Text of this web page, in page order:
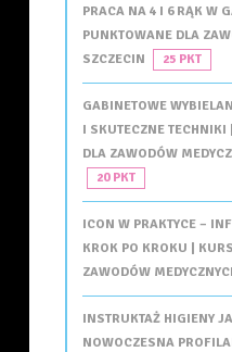
PRACA NA 4 I 6 RĄK W
PUNKTOWANE DLA
SZCZECIN
25 PKT
GABINETOWE
I SKUTECZNE
DLA ZAWODÓW
20 PKT
ICON W PRAKTYCE –
KROK PO KROKU |
ZAWODÓW
INSTRUKTAŻ HIGIENY
NOWOCZESNA